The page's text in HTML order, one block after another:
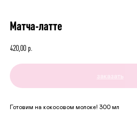
Матча-латте
420,00 р.
заказать
Готовим на кокосовом молоке! 300 мл